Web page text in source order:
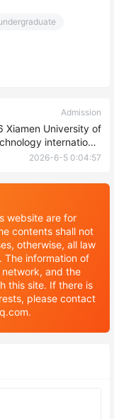
Admission
Xiamen University of
international
Student Enrollment
学院国际学生招生章程
2026-6-5 0:04:57
website are for
contents shall not
otherwise, all law
The information of
and the
this site. If there is
please contact